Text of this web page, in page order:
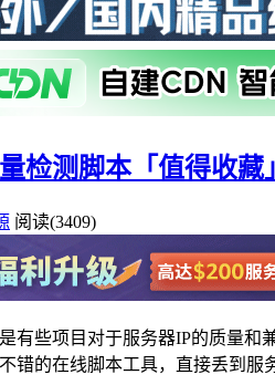
检测脚本「值得收藏」
阅读(3409)
有些项目对于服务器IP的质量
错的在线脚本工具，直接丢到服